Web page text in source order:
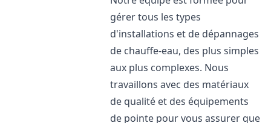
gérer tous les types
d'installations et de dépannages
de chauffe-eau, des plus simples
aux plus complexes. Nous
travaillons avec des matériaux
de qualité et des équipements
de pointe pour vous assurer que